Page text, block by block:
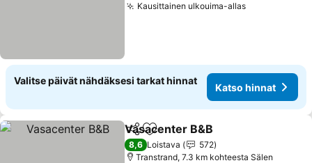
Kausittainen ulkouima-allasKatso hinnat
Valitse päivät nähdäksesi tarkat hinnat
Katso hinnat
Jaa Lisää suosikkeihin
Vasacenter B&B
8,6 Loistava
572
Transtrand, 7.3 km kohteesta Sälen